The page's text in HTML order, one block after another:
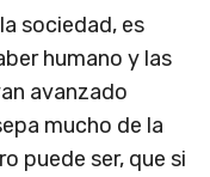
sociedad, es
humano y las
avanzado
mucho de la
puede ser, que si